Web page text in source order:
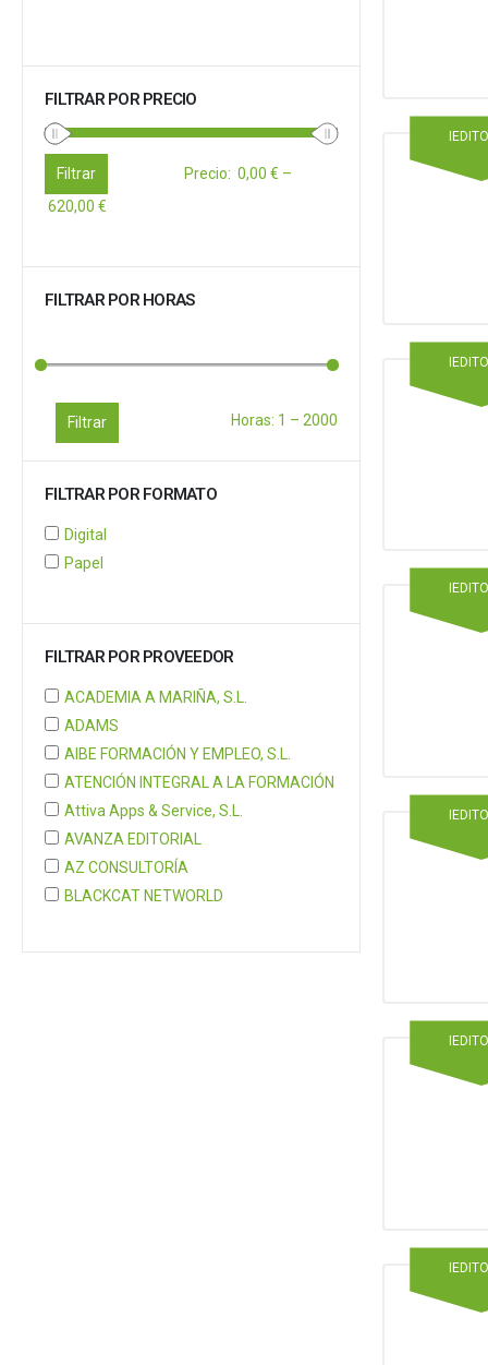
FILTRAR POR PRECIO
Filtrar Precio: 0,00 € –
620,00 €
FILTRAR POR HORAS
Filtrar Horas: 1 – 2000
FILTRAR POR FORMATO
Digital
Papel
FILTRAR POR PROVEEDOR
ACADEMIA A MARIÑA, S.L.
ADAMS
AIBE FORMACIÓN Y EMPLEO, S.L.
ATENCIÓN INTEGRAL A LA FORMACIÓN
Attiva Apps & Service, S.L.
AVANZA EDITORIAL
AZ CONSULTORÍA
BLACKCAT NETWORLD
COGNITA PLUS, S.L.